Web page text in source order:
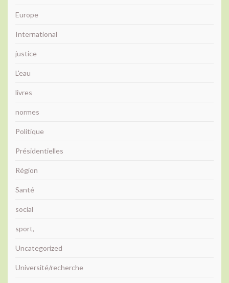
Europe
International
justice
L'eau
livres
normes
Politique
Présidentielles
Région
Santé
social
sport,
Uncategorized
Université/recherche